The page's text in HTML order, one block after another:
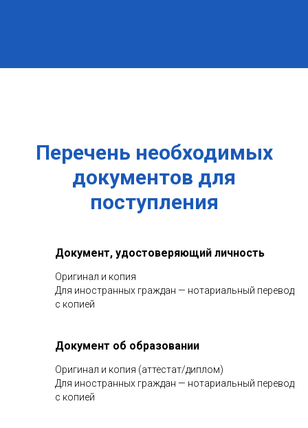
Перечень необходимых
документов для
поступления
Документ, удостоверяющий личность
Оригинал и копия
Для иностранных граждан — нотариальный перевод
с копией
Документ об образовании
Оригинал и копия (аттестат/диплом)
Для иностранных граждан — нотариальный перевод
с копией